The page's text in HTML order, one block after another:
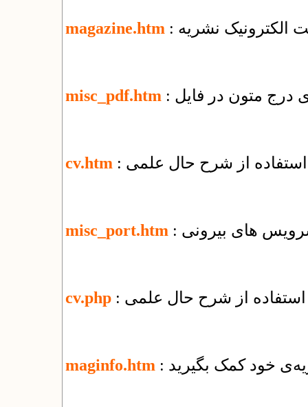
magazine.htm الکترونیک نشریه
misc_pdf.htm
cv.htm از شرح حال علمی
misc_port.htm های بیرونی
cv.php از شرح حال علمی
maginfo.htm خود کمک بگیرید